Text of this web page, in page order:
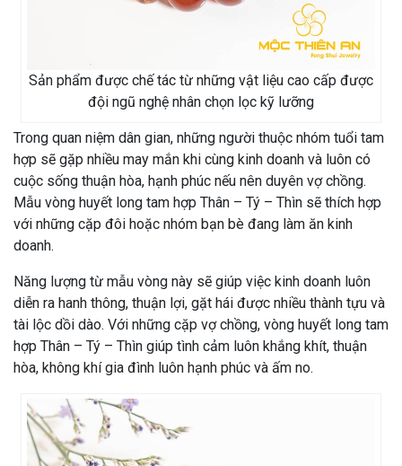
Sản phẩm được chế tác từ những vật liệu cao cấp được
đội ngũ nghệ nhân chọn lọc kỹ lưỡng
Trong quan niệm dân gian, những người thuộc nhóm tuổi tam
hợp sẽ gặp nhiều may mắn khi cùng kinh doanh và luôn có
cuộc sống thuận hòa, hạnh phúc nếu nên duyên vợ chồng.
Mẫu vòng huyết long tam hợp Thân – Tý – Thìn sẽ thích hợp
với những cặp đôi hoặc nhóm bạn bè đang làm ăn kinh
doanh.
Năng lượng từ mẫu vòng này sẽ giúp việc kinh doanh luôn
diễn ra hanh thông, thuận lợi, gặt hái được nhiều thành tựu và
tài lộc dồi dào. Với những cặp vợ chồng, vòng huyết long tam
hợp Thân – Tý – Thìn giúp tình cảm luôn khắng khít, thuận
hòa, không khí gia đình luôn hạnh phúc và ấm no.